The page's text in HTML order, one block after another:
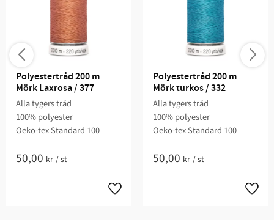
Polyestertråd 200 m
Mörk Laxrosa / 377
Alla tygers tråd
100% polyester
Oeko-tex Standard 100
50,00 kr /st
Polyestertråd 200 m
Mörk turkos / 332
Alla tygers tråd
100% polyester
Oeko-tex Standard 100
50,00 kr /st